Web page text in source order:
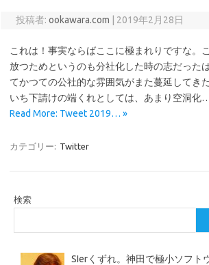
投稿者: ookawara.com 2019年2月28日
これは！事実ならばここに極まれりですな。
放つためというのも分社化した時の志だった
てかつての公社的な雰囲気がまた蔓延してき
いち下請けの端くれとしては、あまり空洞化
Read More: Tweet 2019… »
カテゴリー: Twitter
検索
SIerくずれ。神田で極小ソフト